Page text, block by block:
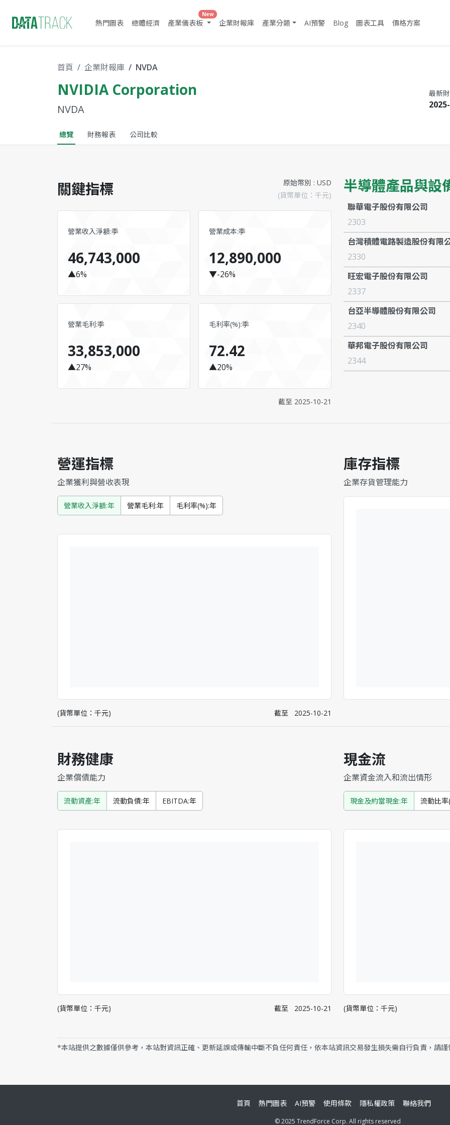
熱門圖表 總體經濟 產業儀表板
New
企業財報庫 產業分類 AI預警 Blog 圖表工具 價格方案
首頁 企業財報庫 NVDA
NVIDIA Corporation
NVDA
最新
總覽 財務報表 公司比較
關鍵指標
原始幣別 : USD
(貨幣單位：千元)
營業收入淨額:季
46,743,000
▲6%
營業成本:季
12,890,000
▼-26%
營業毛利:季
33,853,000
▲27%
毛利率(%):季
72.42
▲20%
截至 2025-10-21
半導體產品與設
聯華電子股份有限公司
2303
台灣積體電路製造股份有限
2330
旺宏電子股份有限公司
2337
台亞半導體股份有限公司
2340
華邦電子股份有限公司
2344
營運指標
企業獲利與營收表現
營業收入淨額:年 營業毛利:年 毛利率(%):年
(貨幣單位：千元) 截至 2025-10-21
庫存指標
企業存貨管理能力
財務健康
企業償債能力
流動資產:年 流動負債:年 EBITDA:年
(貨幣單位：千元) 截至 2025-10-21
現金流
企業資金流入和流出情形
現金及約當現金:年 流動比率
(貨幣單位：千元)
*本站提供之數據僅供參考，本站對資訊正確、更新延誤或傳輸中斷不負任何責任，依本站資訊交易發生損失需自行負責，請
首頁 熱門圖表 AI預警 使用條款 隱私權政策 聯絡我們
© 2025 TrendForce Corp. All rights reserved